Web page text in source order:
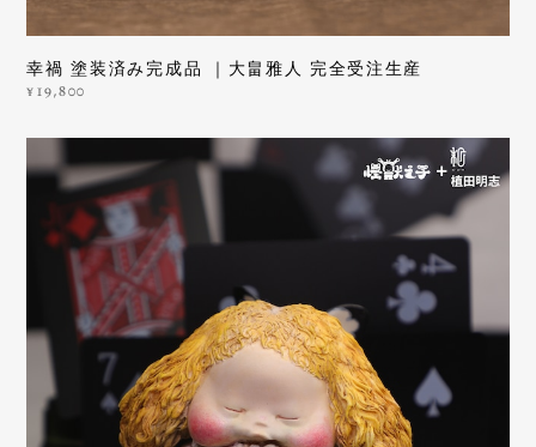
幸禍 塗装済み完成品 ｜大畠雅人 完全受注生産
¥19,800